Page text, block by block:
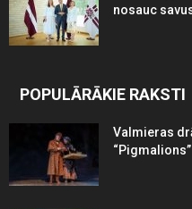
nosauc
POPULĀRĀKIE RAKSTI
Valmieras
“Pigmalions”